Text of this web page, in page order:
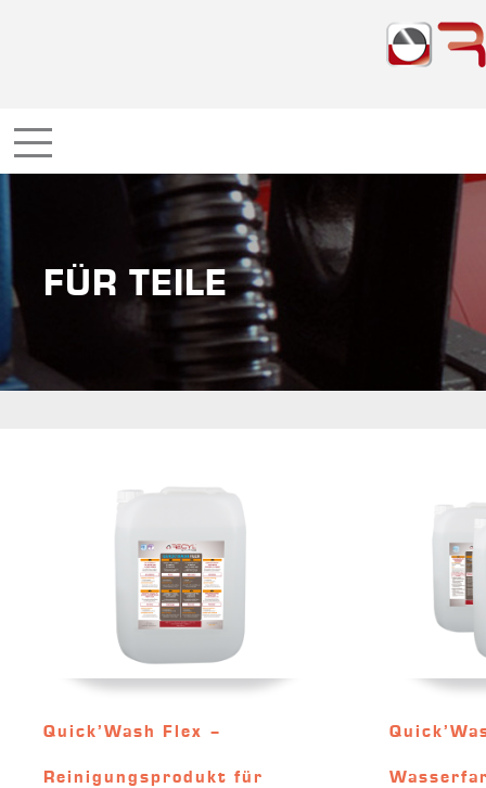
FÜR TEILE
Quick’Wash Flex –
Reinigungsprodukt für